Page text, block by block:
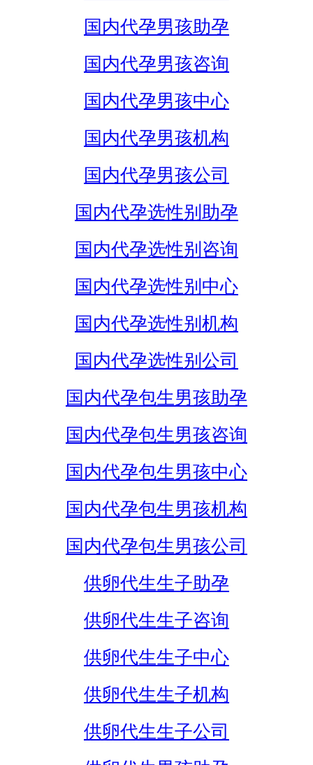
国内代孕男孩助孕
国内代孕男孩咨询
国内代孕男孩中心
国内代孕男孩机构
国内代孕男孩公司
国内代孕选性别助孕
国内代孕选性别咨询
国内代孕选性别中心
国内代孕选性别机构
国内代孕选性别公司
国内代孕包生男孩助孕
国内代孕包生男孩咨询
国内代孕包生男孩中心
国内代孕包生男孩机构
国内代孕包生男孩公司
供卵代生生子助孕
供卵代生生子咨询
供卵代生生子中心
供卵代生生子机构
供卵代生生子公司